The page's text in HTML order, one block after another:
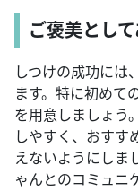
ご褒美とし
しつけの成功には
ます。特に初めて
を用意しましょう
しやすく、おすす
えないようにしま
ゃんとのコミュニ